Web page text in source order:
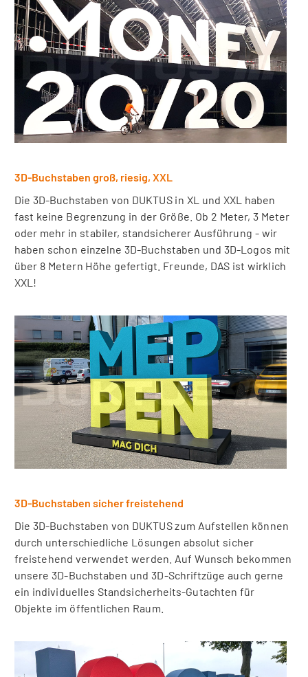
3D-Buchstaben groß, riesig, XXL
Die 3D-Buchstaben von DUKTUS in XL und XXL haben
fast keine Begrenzung in der Größe. Ob 2 Meter, 3 Meter
oder mehr in stabiler, standsicherer Ausführung - wir
haben schon einzelne 3D-Buchstaben und 3D-Logos mit
über 8 Metern Höhe gefertigt. Freunde, DAS ist wirklich
XXL!
3D-Buchstaben sicher freistehend
Die 3D-Buchstaben von DUKTUS zum Aufstellen können
durch unterschiedliche Lösungen absolut sicher
freistehend verwendet werden. Auf Wunsch bekommen
unsere 3D-Buchstaben und 3D-Schriftzüge auch gerne
ein individuelles Standsicherheits-Gutachten für
Objekte im öffentlichen Raum.